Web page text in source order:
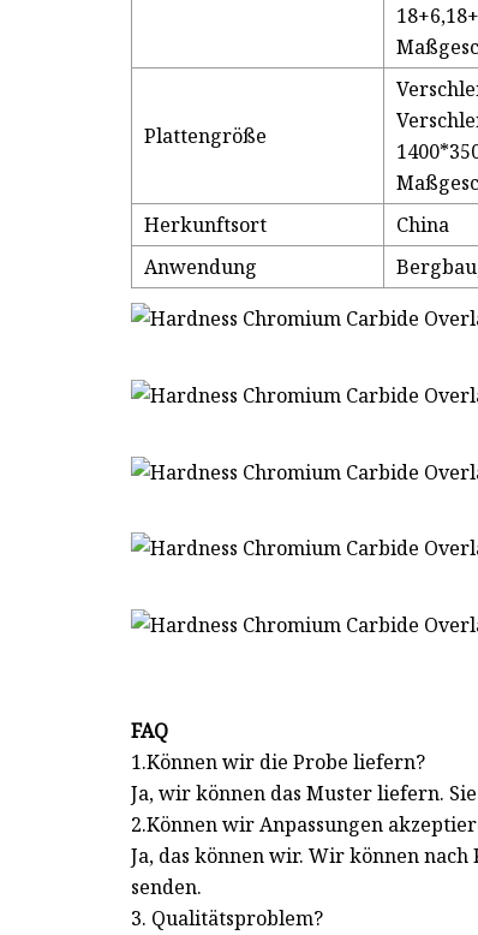
Plattengröße
Herkunftsort
China
Anwendung
FAQ
1.Können wir die Probe liefern?
Ja, wir können das Muster liefern.
2.Können wir Anpassungen
Ja, das können wir. Wir können
senden.
3. Qualitätsproblem?